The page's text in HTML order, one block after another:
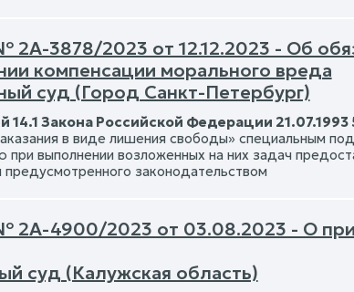
3878/2023 от 12.12.2023 - Об
компенсации морального вреда
суд (Город Санкт-Петербург)
14.1 Закона Российской Федерации 21.07.1993
в виде лишения свободы» специальным
при выполнении возложенных на них задач
законодательством
2А-4900/2023 от 03.08.2023 - О
суд (Калужская область)